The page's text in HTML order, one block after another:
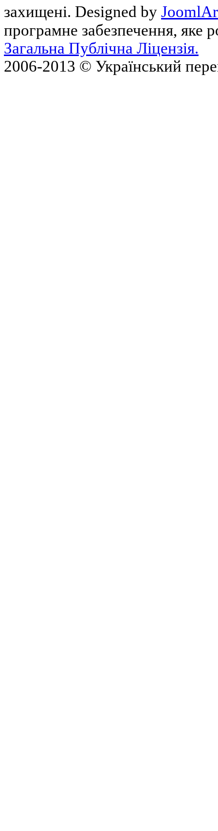
захищені. Designed by
програмне забезпечення, яке
Загальна Публічна Ліцензія.
2006-2013 © Український